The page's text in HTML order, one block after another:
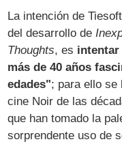
La intención de
del desarrollo de
Thoughts, es intentar
más de 40 años
edades"; para ello se
cine Noir de las
que han tomado la
sorprendente uso de